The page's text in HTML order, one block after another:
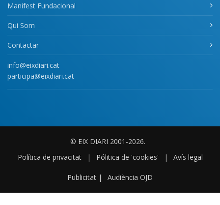
Manifest Fundacional
Qui Som
Contactar
info@eixdiari.cat
participa@eixdiari.cat
© EIX DIARI 2001-2026.
Política de privacitat
| Pólitica de 'cookies' | Avís legal
Publicitat | Audiència OJD